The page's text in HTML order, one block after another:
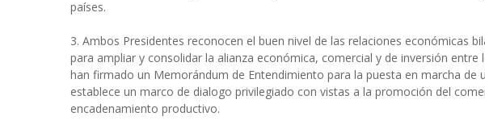
países.
3. Ambos Presidentes reconocen el buen nivel de las relaciones económicas
para ampliar y consolidar la alianza económica, comercial y de inversión entre
han firmado un Memorándum de Entendimiento para la puesta en marcha de
establece un marco de dialogo privilegiado con vistas a la promoción del
encadenamiento productivo.